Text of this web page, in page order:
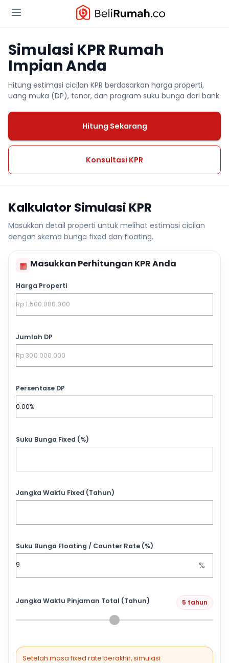
Simulasi KPR Rumah
Impian Anda
Hitung estimasi cicilan KPR berdasarkan harga properti,
uang muka (DP), tenor, dan program suku bunga dari bank.
Hitung Sekarang
Konsultasi KPR
Kalkulator Simulasi KPR
Masukkan detail properti untuk melihat estimasi cicilan
dengan skema bunga fixed dan floating.
▦ Masukkan Perhitungan KPR Anda
Harga Properti
Jumlah DP
Persentase DP
Suku Bunga Fixed (%)
Jangka Waktu Fixed (Tahun)
Suku Bunga Floating / Counter Rate (%)
%
Jangka Waktu Pinjaman Total (Tahun) 5 tahun
Setelah masa fixed rate berakhir, simulasi